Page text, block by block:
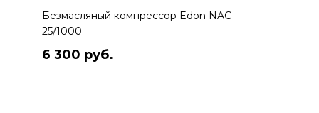
Безмасляный компрессор Edon NAC-
25/1000
6 300 руб.